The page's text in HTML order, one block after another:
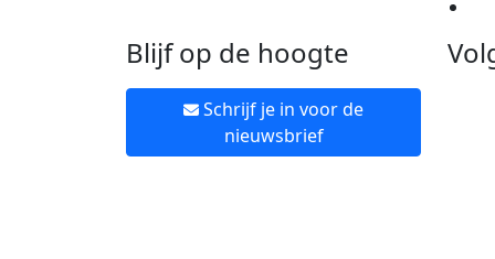
Blijf op de hoogte
Schrijf je in voor de
nieuwsbrief